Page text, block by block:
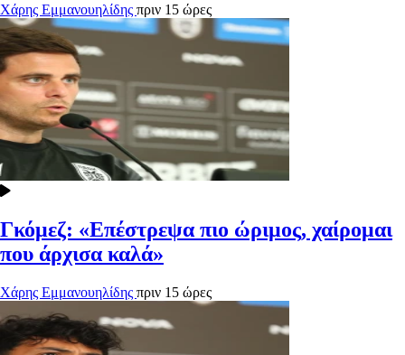
Χάρης Εμμανουηλίδης πριν 15 ώρες
Γκόμεζ: «Επέστρεψα πιο ώριμος, χαίρομαι
που άρχισα καλά»
Χάρης Εμμανουηλίδης πριν 15 ώρες